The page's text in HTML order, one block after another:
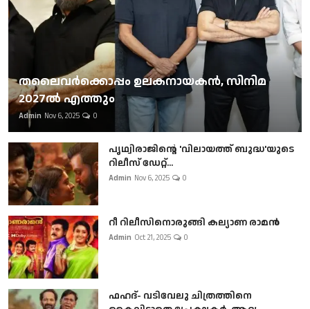
തലൈവര്‍ക്കൊപ്പം ഉലകനായകന്‍, സിനിമ
2027ല്‍ എത്തും
Admin Nov 6, 2025 0
പൃഥ്വിരാജിന്റെ 'വിലായത്ത് ബുദ്ധ'യുടെ
റിലീസ് ഡേറ്റ്...
Admin Nov 6, 2025 0
റീ റിലീസിനൊരുങ്ങി കല്യാണ രാമൻ
Admin Oct 21, 2025 0
ഫഹദ്- വടിവേലു ചിത്രത്തിനെ